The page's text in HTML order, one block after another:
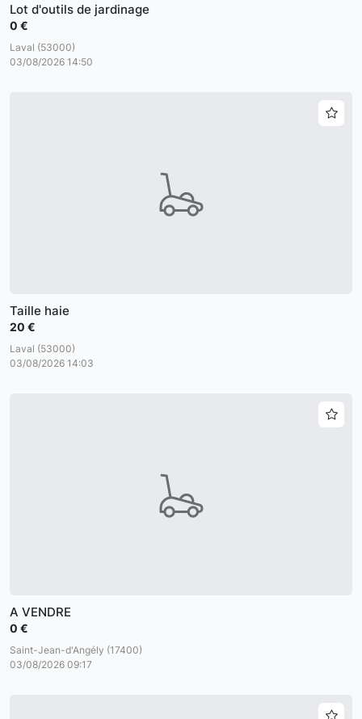
Lot d'outils de jardinage
0 €
Laval (53000)
03/08/2026 14:50
Taille haie
20 €
Laval (53000)
03/08/2026 14:03
A VENDRE
0 €
Saint-Jean-d'Angély (17400)
03/08/2026 09:17